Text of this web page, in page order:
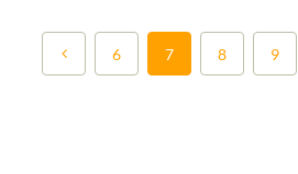
6 7 8 9